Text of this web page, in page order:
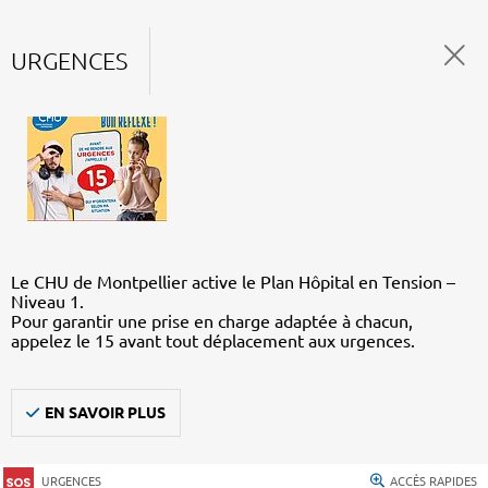
URGENCES
Le CHU de Montpellier active le Plan Hôpital en Tension –
Niveau 1.
Pour garantir une prise en charge adaptée à chacun,
appelez le 15 avant tout déplacement aux urgences.
EN SAVOIR PLUS
URGENCES ACCÈS RAPIDES